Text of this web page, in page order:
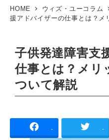
移
動
HOME ウィズ・ユーコラム
援アドバイザーの仕事とは？メ
子供発達障害支
仕事とは？メリ
ついて解説
- -